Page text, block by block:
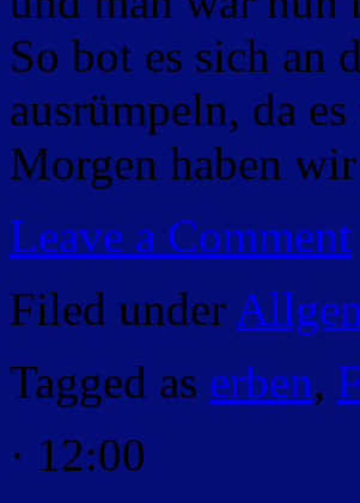
So bot es sich an
ausrümpeln, da
Morgen haben
Leave a Comment
Filed under
Tagged as erben,
· 12:00